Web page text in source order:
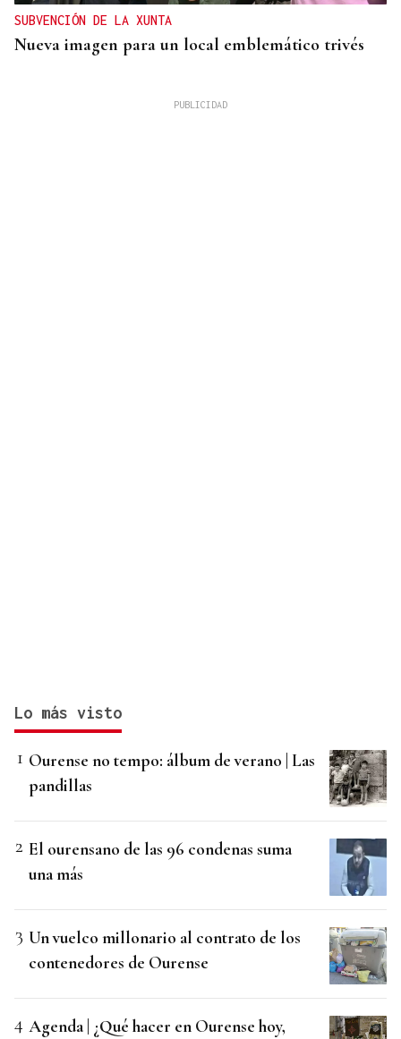
SUBVENCIÓN DE LA XUNTA
Nueva imagen para un local emblemático trivés
Lo más visto
Ourense no tempo: álbum de verano | Las
pandillas
El ourensano de las 96 condenas suma
una más
Un vuelco millonario al contrato de los
contenedores de Ourense
Agenda | ¿Qué hacer en Ourense hoy,